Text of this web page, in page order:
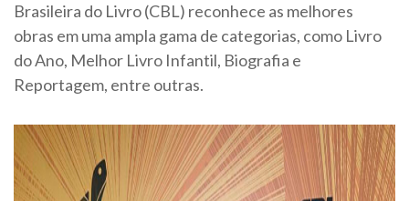
Brasileira do Livro (CBL) reconhece as melhores
obras em uma ampla gama de categorias, como Livro
do Ano, Melhor Livro Infantil, Biografia e
Reportagem, entre outras.